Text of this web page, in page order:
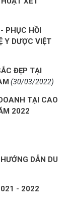
PHỤC HỒI
Y DƯỢC VIỆT
ĐẸP TẠI
(30/03/2022)
TẠI CAO
2022
DẪN DU
- 2022